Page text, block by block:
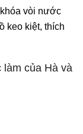
vòi nước
keo kiệt, thích
của Hà và